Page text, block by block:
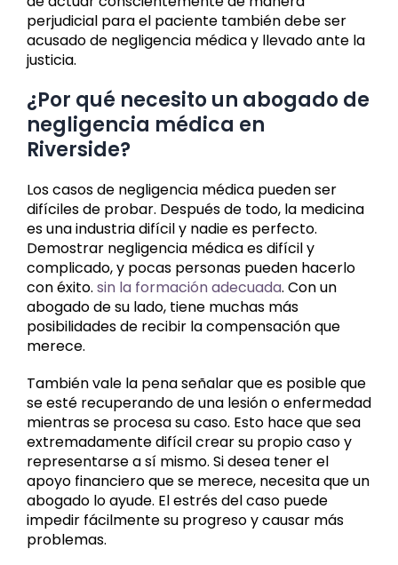
perjudicial para el paciente también debe ser
acusado de negligencia médica y llevado ante la
justicia.
¿Por qué necesito un abogado de
negligencia médica en
Riverside?
Los casos de negligencia médica pueden ser
difíciles de probar. Después de todo, la medicina
es una industria difícil y nadie es perfecto.
Demostrar negligencia médica es difícil y
complicado, y pocas personas pueden hacerlo
con éxito. sin la formación adecuada. Con un
abogado de su lado, tiene muchas más
posibilidades de recibir la compensación que
merece.
También vale la pena señalar que es posible que
se esté recuperando de una lesión o enfermedad
mientras se procesa su caso. Esto hace que sea
extremadamente difícil crear su propio caso y
representarse a sí mismo. Si desea tener el
apoyo financiero que se merece, necesita que un
abogado lo ayude. El estrés del caso puede
impedir fácilmente su progreso y causar más
problemas.